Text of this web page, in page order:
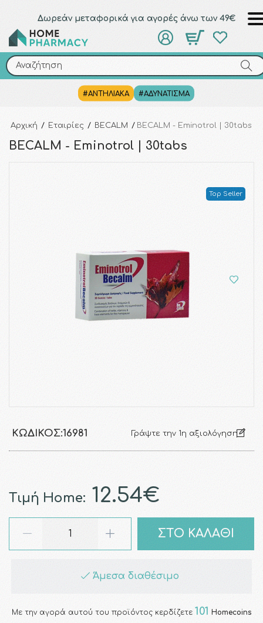
Δωρεάν μεταφορικά για αγορές άνω των 49€
Αναζήτηση
#ΑΝΤΗΛΙΑΚΑ #ΑΔΥΝΑΤΙΣΜΑ
Αναζήτηση
Αρχική / Εταιρίες / BECALM / BECALM - Eminotrol | 30tabs
BECALM - Eminotrol | 30tabs
Top Seller
ΚΩΔΙΚΌΣ:16981 Γράψτε την 1η αξιολόγηση
Τιμή Home: 12.54€
ΣΤΟ ΚΑΛΑΘΙ
Άμεσα διαθέσιμο
Με την αγορά αυτού του προϊόντος κερδίζετε 101 Homecoins